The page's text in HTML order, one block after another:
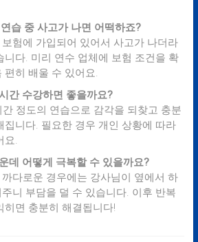
습 중 사고가 나면 어떡하죠?
험에 가입되어 있어서 사고가 나더라
니다. 미리 연수 업체에 보험 조건을 확
편히 배울 수 있어요.
간 수강하면 좋을까요?
정도의 연습으로 감각을 되찾고 충분
집니다. 필요한 경우 개인 상황에 따라
요.
데 어떻게 극복할 수 있을까요?
다로운 경우에는 강사님이 옆에서 하
니 부담을 덜 수 있습니다. 이후 반복
히면 충분히 해결됩니다!